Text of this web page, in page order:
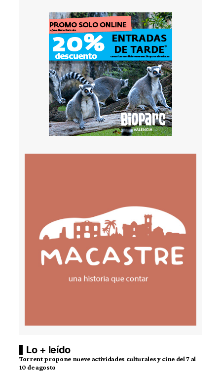
Lo + leído
Torrent propone nueve actividades culturales y cine del 7 al
10 de agosto